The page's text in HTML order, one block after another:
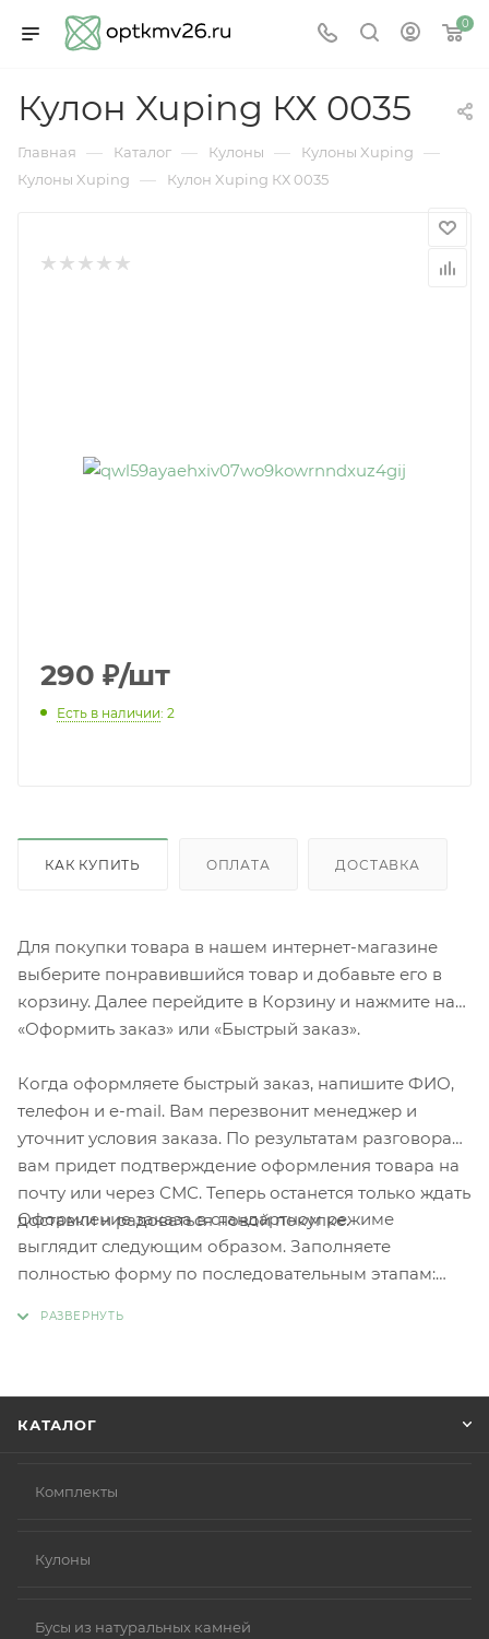
0
Кулон Xuping КХ 0035
Главная — Каталог — Кулоны — Кулоны Xuping —
Кулоны Xuping — Кулон Xuping КХ 0035
290 ₽/шт
Есть в наличии: 2
КАК КУПИТЬ ОПЛАТА ДОСТАВКА
Для покупки товара в нашем интернет-магазине
выберите понравившийся товар и добавьте его в
корзину. Далее перейдите в Корзину и нажмите на
«Оформить заказ» или «Быстрый заказ».
Когда оформляете быстрый заказ, напишите ФИО,
телефон и e-mail. Вам перезвонит менеджер и
уточнит условия заказа. По результатам разговора
вам придет подтверждение оформления товара на
почту или через СМС. Теперь останется только ждать
доставки и радоваться новой покупке.
Оформление заказа в стандартном режиме
выглядит следующим образом. Заполняете
полностью форму по последовательным этапам:
КАТАЛОГ
Комплекты
Кулоны
Бусы из натуральных камней